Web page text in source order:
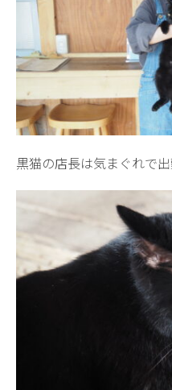
黒猫の店長は気まぐれで出